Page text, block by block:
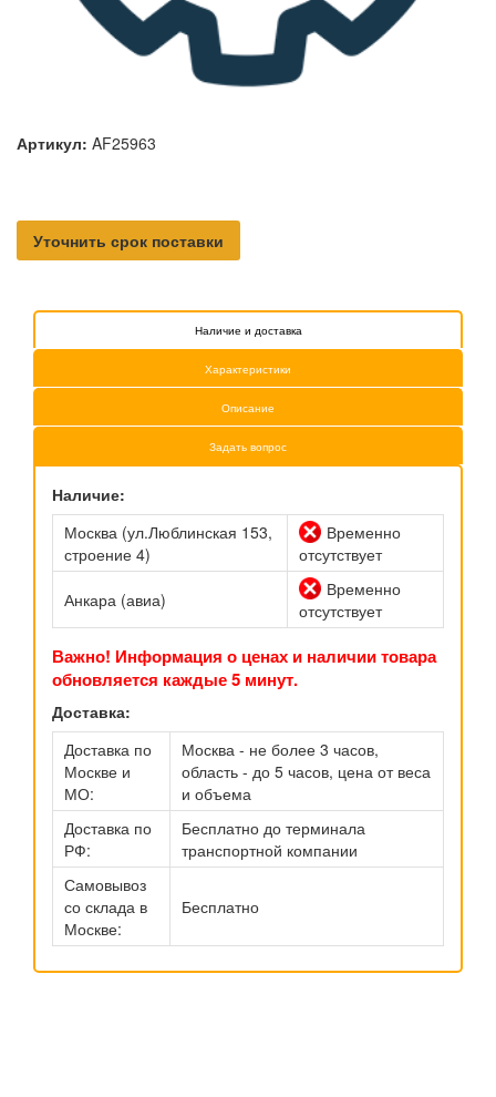
Артикул: AF25963
Уточнить срок поставки
Наличие и доставка
Характеристики
Описание
Задать вопрос
Наличие:
Москва (ул.Люблинская 153,
строение 4)
Временно
отсутствует
Анкара (авиа)
Временно
отсутствует
Важно! Информация о ценах и наличии товара
обновляется каждые 5 минут.
Доставка:
Доставка по
Москве и
МО:
Москва - не более 3 часов,
область - до 5 часов, цена от веса
и объема
Доставка по
РФ:
Бесплатно до терминала
транспортной компании
Самовывоз
со склада в
Москве:
Бесплатно